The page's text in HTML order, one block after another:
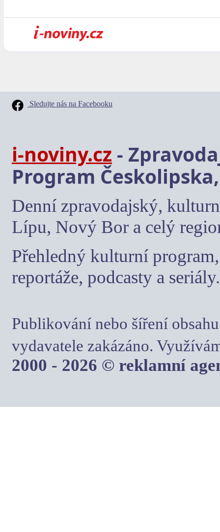
Sledujte nás na Facebooku
i-noviny.cz -
Program
Denní zpravodajský,
Lípu, Nový Bor a celý
Přehledný kulturní
reportáže, podcasty a seriály.
Publikování nebo šíření
vydavatele zakázáno.
2000 - 2026 © reklamní